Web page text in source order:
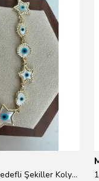
14K Altın Kaplama 21 Sedefli Şekiller Kolye 46cm